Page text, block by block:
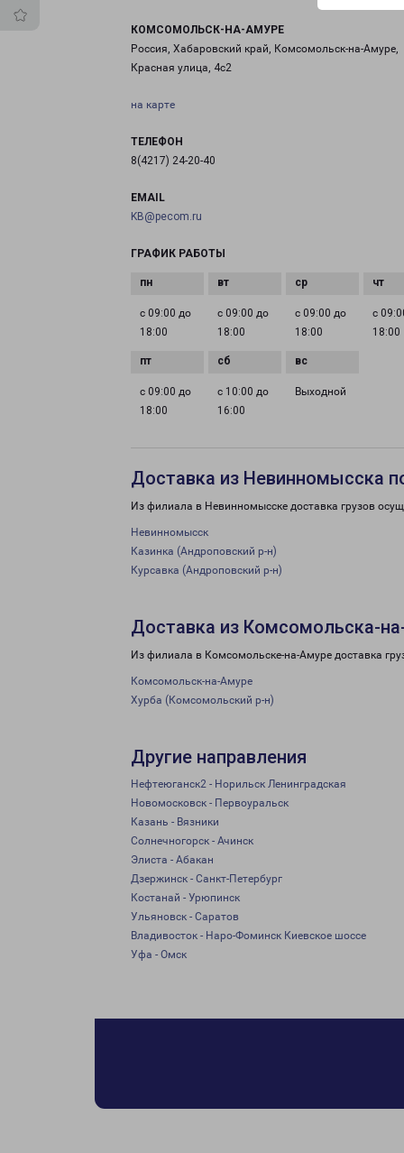
КОМСОМОЛЬСК-НА-АМУРЕ
Россия, Хабаровский край, Комсомольск-на-Амуре,
Красная улица, 4с2
на карте
ТЕЛЕФОН
8(4217) 24-20-40
EMAIL
KB@pecom.ru
ГРАФИК РАБОТЫ
с 09:00 до
18:00
с 09:00 до
18:00
с 09:00 до
18:00
с
18:00
с 09:00 до
18:00
с 10:00 до
16:00
Выходной
Доставка из Невинномысска
Из филиала в Невинномысске доставка грузов
Невинномысск
Казинка (Андроповский р-н)
Курсавка (Андроповский р-н)
Доставка из Комсомольска-
Из филиала в Комсомольске-на-Амуре доставка
Комсомольск-на-Амуре
Хурба (Комсомольский р-н)
Другие направления
Нефтеюганск2 - Норильск Ленинградская
Новомосковск - Первоуральск
Казань - Вязники
Солнечногорск - Ачинск
Элиста - Абакан
Дзержинск - Санкт-Петербург
Костанай - Урюпинск
Ульяновск - Саратов
Владивосток - Наро-Фоминск Киевское шоссе
Уфа - Омск